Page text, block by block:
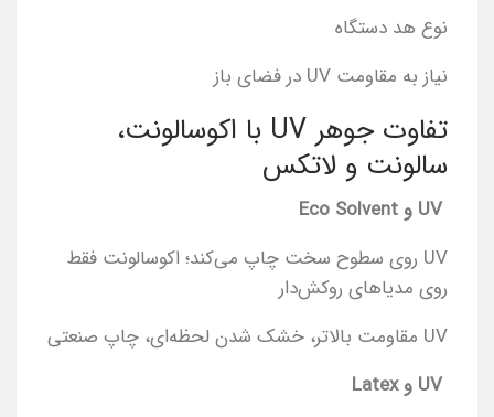
نوع هد دستگاه
نیاز به مقاومت UV در فضای باز
تفاوت جوهر UV با اکوسالونت،
سالونت و لاتکس
UV و Eco Solvent
UV روی سطوح سخت چاپ می‌کند؛ اکوسالونت فقط
روی مدیاهای روکش‌دار
UV مقاومت بالاتر، خشک شدن لحظه‌ای، چاپ صنعتی
UV و Latex